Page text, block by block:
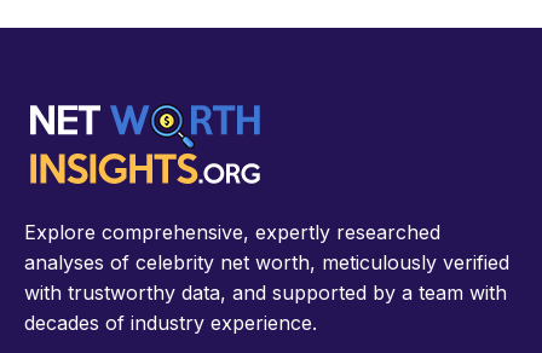
Explore comprehensive, expertly researched
analyses of celebrity net worth, meticulously verified
with trustworthy data, and supported by a team with
decades of industry experience.